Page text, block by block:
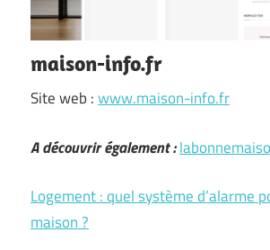
maison-info.fr
Site web :www.maison-info.fr
A découvrir également :
Logement : quel système d’alarme
maison ?